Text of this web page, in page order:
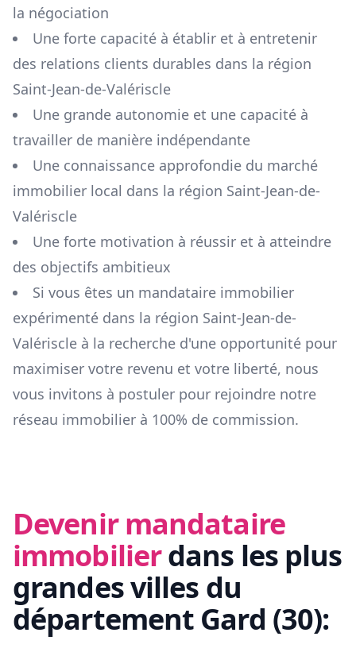
la négociation
Une forte capacité à établir et à entretenir
des relations clients durables dans la région
Saint-Jean-de-Valériscle
Une grande autonomie et une capacité à
travailler de manière indépendante
Une connaissance approfondie du marché
immobilier local dans la région Saint-Jean-de-
Valériscle
Une forte motivation à réussir et à atteindre
des objectifs ambitieux
Si vous êtes un mandataire immobilier
expérimenté dans la région Saint-Jean-de-
Valériscle à la recherche d'une opportunité pour
maximiser votre revenu et votre liberté, nous
vous invitons à postuler pour rejoindre notre
réseau immobilier à 100% de commission.
Devenir mandataire
immobilierdans les plus
grandes villes du
département Gard (30):